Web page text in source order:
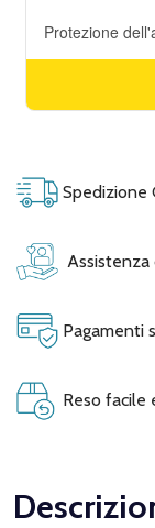
Spedizione
Pagamenti
Reso facile